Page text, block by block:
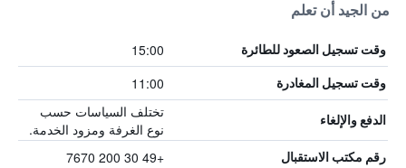
من الجيد أن تعلم
وقت تسجيل الصعود للطائرة 15:00
وقت تسجيل المغادرة 11:00
الدفع والإلغاء
تختلف السياسات حسب
نوع الغرفة ومزود الخدمة.
رقم مكتب الاستقبال +49 30 200 7670